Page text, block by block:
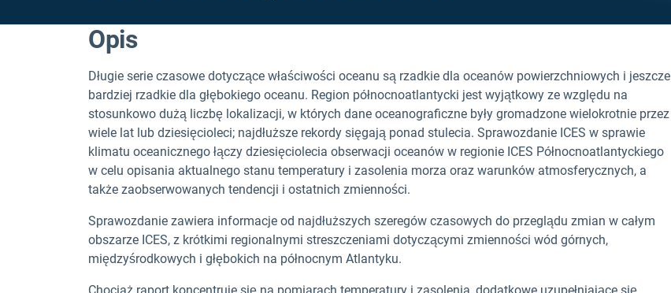
Opis
Długie serie czasowe dotyczące właściwości oceanu są rzadkie dla oceanów powierzchniowych i jeszcze
bardziej rzadkie dla głębokiego oceanu. Region północnoatlantycki jest wyjątkowy ze względu na
stosunkowo dużą liczbę lokalizacji, w których dane oceanograficzne były gromadzone wielokrotnie przez
wiele lat lub dziesięcioleci; najdłuższe rekordy sięgają ponad stulecia. Sprawozdanie ICES w sprawie
klimatu oceanicznego łączy dziesięciolecia obserwacji oceanów w regionie ICES Północnoatlantyckiego
w celu opisania aktualnego stanu temperatury i zasolenia morza oraz warunków atmosferycznych, a
także zaobserwowanych tendencji i ostatnich zmienności.
Sprawozdanie zawiera informacje od najdłuższych szeregów czasowych do przeglądu zmian w całym
obszarze ICES, z krótkimi regionalnymi streszczeniami dotyczącymi zmienności wód górnych,
międzyśrodkowych i głębokich na północnym Atlantyku.